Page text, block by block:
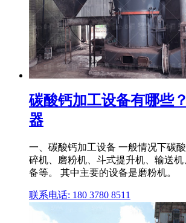
碳酸钙加工设备有哪些
器
一、碳酸钙加工设备 一般情况下碳
碎机、磨粉机、斗式提升机、输送
备等。 其中主要的设备是磨粉机。
联系电话: 180 3780 8511